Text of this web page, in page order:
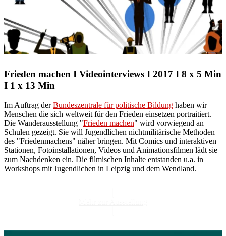
Frieden machen I Videointerviews I 2017 I 8 x 5 Min
I 1 x 13 Min
Im Auftrag derBundeszentrale für politische Bildung haben wir
Menschen die sich weltweit für den Frieden einsetzen portraitiert.
Die Wanderausstellung "Frieden machen" wird vorwiegend an
Schulen gezeigt. Sie will Jugendlichen nichtmilitärische Methoden
des "Friedenmachens" näher bringen. Mit Comics und interaktiven
Stationen, Fotoinstallationen, Videos und Animationsfilmen lädt sie
zum Nachdenken ein. Die filmischen Inhalte entstanden u.a. in
Workshops mit Jugendlichen in Leipzig und dem Wendland.